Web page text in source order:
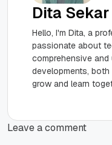
Dita Sekar
Hello, I'm Dita, a
passionate about
comprehensive
developments,
grow and learn
Leave a comment